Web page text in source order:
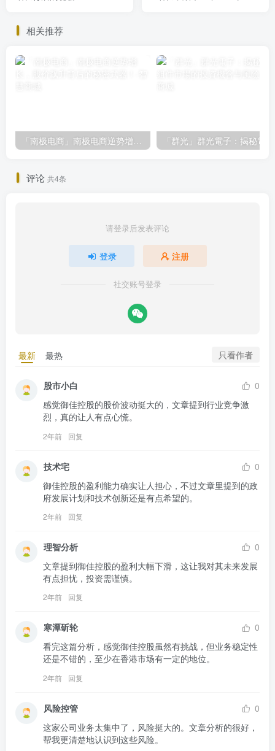
相关推荐
「南极电商」南极电商逆势增长，股价飙升背后的秘密武器！
评论 共4条
请登录后发表评论
登录 注册
社交账号登录
最新 最热 只看作者
股市小白
0
感觉御佳控股的股价波动挺大的，文章提到行业竞争激
烈，真的让人有点心慌。
2年前 回复
技术宅
0
御佳控股的盈利能力确实让人担心，不过文章里提到的政
府发展计划和技术创新还是有点希望的。
2年前 回复
理智分析
0
文章提到御佳控股的盈利大幅下滑，这让我对其未来发展
有点担忧，投资需谨慎。
2年前 回复
寒潭斫轮
0
看完这篇分析，感觉御佳控股虽然有挑战，但业务稳定性
还是不错的，至少在香港市场有一定的地位。
2年前 回复
风险控管
0
这家公司业务太集中了，风险挺大的。文章分析的很好，
帮我更清楚地认识到这些风险。